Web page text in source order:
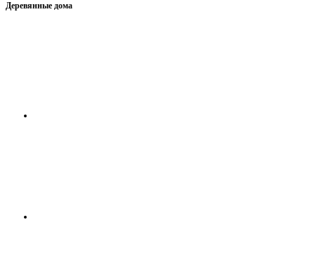
Деревянные дома